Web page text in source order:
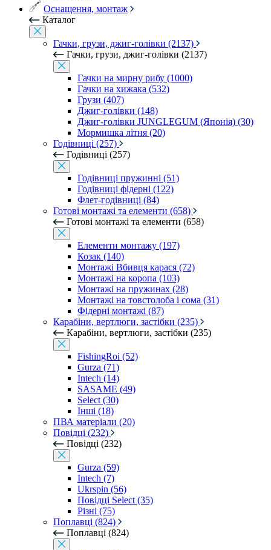
Оснащення, монтаж
Каталог
Гачки, грузи, джиг-голівки (2137)
Гачки, грузи, джиг-голівки (2137)
Гачки на мирну рибу (1000)
Гачки на хижака (532)
Грузи (407)
Джиг-голівки (148)
Джиг-голівки JUNGLEGUM (Японія) (30)
Мормишка літня (20)
Годівниці (257)
Годівниці (257)
Годівниці пружинні (51)
Годівниці фідерні (122)
Флет-годівниці (84)
Готові монтажі та елементи (658)
Готові монтажі та елементи (658)
Елементи монтажу (197)
Козак (140)
Монтажі Вбивця карася (72)
Монтажі на коропа (103)
Монтажі на пружинах (28)
Монтажі на товстолоба і сома (31)
Фідерні монтажі (87)
Карабіни, вертлюги, застібки (235)
Карабіни, вертлюги, застібки (235)
FishingRoi (52)
Gurza (71)
Intech (14)
SASAME (49)
Select (30)
Інші (18)
ПВА матеріали (20)
Повідці (232)
Повідці (232)
Gurza (59)
Intech (7)
Ukrspin (56)
Повідці Select (35)
Різні (75)
Поплавці (824)
Поплавці (824)